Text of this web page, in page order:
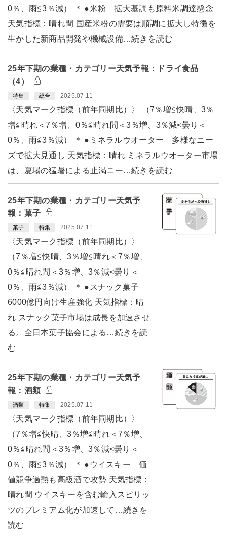
0％、雨≦3％減） ＊ ●米粉 拡大基調も原料米調達懸念
天気指標：晴れ間 国産米粉の需要は順調に拡大し特徴を
生かした新商品開発や機械設備…続きを読む
25年下期の業種・カテゴリー天気予報：ドライ食品
（4）
特集 総合 2025.07.11
〈天気マーク指標（前年同期比）〉 （7％増≦快晴、3％
増≦晴れ＜7％増、0％≦晴れ間＜3％増、3％減<曇り＜
0％、雨≦3％減） ＊ ●ミネラルウオーター 多様なニー
ズで拡大見通し 天気指標：晴れ ミネラルウオーター市場
は、夏場の猛暑による止渇ニー…続きを読む
25年下期の業種・カテゴリー天気予
報：菓子
菓子 特集 2025.07.11
〈天気マーク指標（前年同期比）〉
（7％増≦快晴、3％増≦晴れ＜7％増、
0％≦晴れ間＜3％増、3％減<曇り＜
0％、雨≦3％減） ＊ ●スナック菓子
6000億円向け生産強化 天気指標：晴
れ スナック菓子市場は成長を加速させ
る。全日本菓子協会による…続きを読
む
25年下期の業種・カテゴリー天気予
報：酒類
酒類 特集 2025.07.11
〈天気マーク指標（前年同期比）〉
（7％増≦快晴、3％増≦晴れ＜7％増、
0％≦晴れ間＜3％増、3％減<曇り＜
0％、雨≦3％減） ＊ ●ウイスキー 価
値競争過熱も高級酒で攻勢 天気指標：
晴れ間 ウイスキーを含む輸入スピリッ
ツのプレミアム化が加速して…続きを
読む